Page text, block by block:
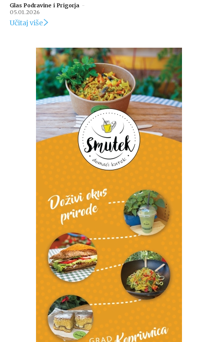
Glas Podravine i Prigorja -
05.01.2026
Učitaj više